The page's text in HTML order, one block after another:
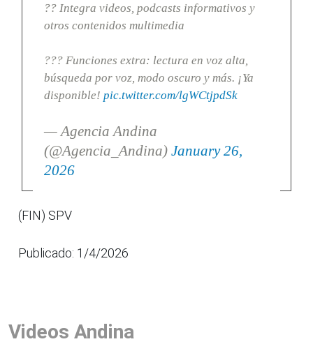
?? Integra videos, podcasts informativos y
otros contenidos multimedia
??? Funciones extra: lectura en voz alta,
búsqueda por voz, modo oscuro y más. ¡Ya
disponible! pic.twitter.com/lgWCtjpdSk
— Agencia Andina
(@Agencia_Andina) January 26,
2026
(FIN) SPV
Publicado: 1/4/2026
Videos Andina